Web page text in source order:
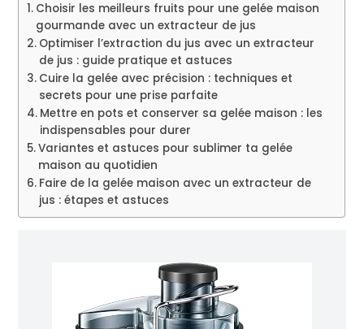
Choisir les meilleurs fruits pour une gelée maison
gourmande avec un extracteur de jus
Optimiser l’extraction du jus avec un extracteur
de jus : guide pratique et astuces
Cuire la gelée avec précision : techniques et
secrets pour une prise parfaite
Mettre en pots et conserver sa gelée maison : les
indispensables pour durer
Variantes et astuces pour sublimer ta gelée
maison au quotidien
Faire de la gelée maison avec un extracteur de
jus : étapes et astuces